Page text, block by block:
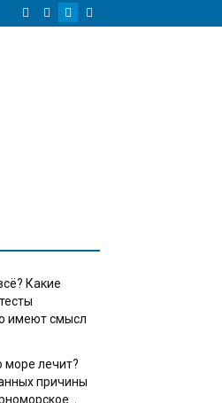
Какие
имеют смысл
море лечит?
причины